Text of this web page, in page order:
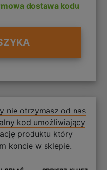
dostawa kodu
nie otrzymasz od nas
kod umożliwiający
produktu który
koncie w sklepie.